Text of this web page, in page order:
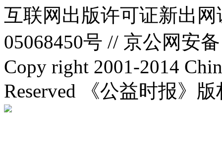
互联网出版许可证新出
05068450号 // 京公网安
Copy right 2001-2014
Reserved 《公益时报》